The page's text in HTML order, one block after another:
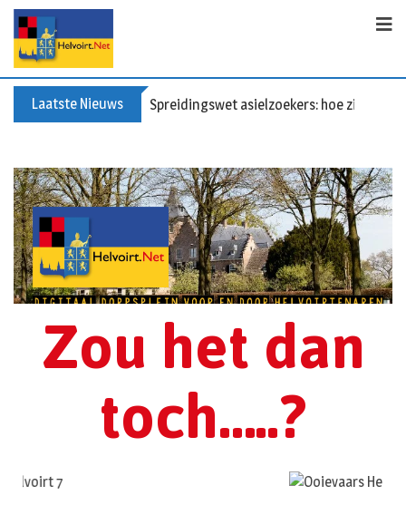
Laatste Nieuws Spreidingswet asielzoekers: hoe zit dat?
Zou het dan
toch…..?